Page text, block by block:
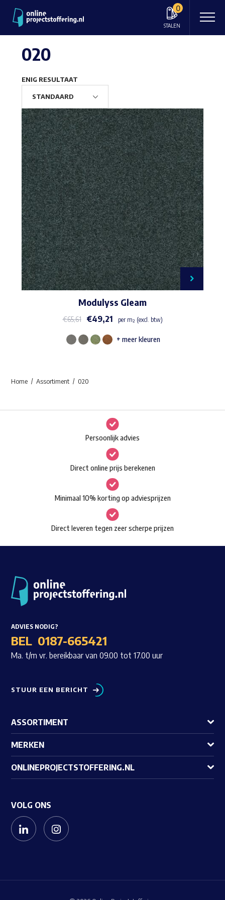
0
STALEN
Waar ben je naar op zoek?
020
ENIG RESULTAAT
Modulyss Gleam
€65,61 €49,21 per m² (excl. btw)
Dit
Deze
optie
kan
gekozen
worden
op
de
productpagina
+ meer kleuren
Home Assortiment 020
Persoonlijk advies
Direct online prijs berekenen
Minimaal 10% korting op adviesprijzen
Direct leveren tegen zeer scherpe prijzen
ADVIES NODIG?
BEL 0187-665421
Ma. t/m vr. bereikbaar van 09.00 tot 17.00 uur
STUUR EEN BERICHT
ASSORTIMENT
MERKEN
ONLINEPROJECTSTOFFERING.NL
VOLG ONS